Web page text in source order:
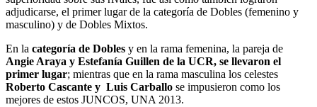
adjudicarse, el primer lugar de la categoría de Dobles (femenino y
masculino) y de Dobles Mixtos.
En la categoría de Dobles y en la rama femenina, la pareja de
Angie Araya y Estefanía Guillen de la UCR, se llevaron el
primer lugar; mientras que en la rama masculina los celestes
Roberto Cascante y Luis Carballo se impusieron como los
mejores de estos JUNCOS, UNA 2013.